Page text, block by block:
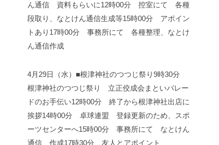
ん通信 資料もらいに12時00分 控室にて 各種
段取り、なとけん通信生成等15時00分 アポイン
トあり 17時00分 事務所にて 各種整理、なとけ
ん通信作成
4月29日（水）■根津神社のつつじ祭り9時30分
根津神社のつつじ祭り 立正佼成会まといパレー
ドのお手伝い12時00分 終了から根津神社出店に
挨拶14時00分 卓球連盟 登録更新のため、スポ
ーツセンターへ15時00分 事務所にて なとけん
通信 作成17時30分 友人とアポイント